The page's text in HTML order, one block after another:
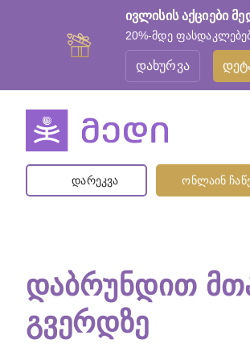
ივლისის აქციები
20%-მდე
დახურვა
დარეკვა ონლაინ
ᲓᲐᲑᲠᲣᲜᲓᲘᲗ
ᲒᲕᲔᲠᲓᲖᲔ